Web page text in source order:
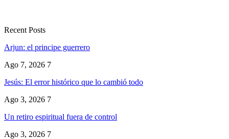
Recent Posts
Arjun: el principe guerrero
Ago 7, 2026 7
Jesús: El error histórico que lo cambió todo
Ago 3, 2026 7
Un retiro espiritual fuera de control
Ago 3, 2026 7